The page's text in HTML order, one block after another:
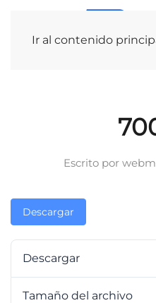
Ir al contenido
Escrito por
Descargar
Descargar
Tamaño del archivo